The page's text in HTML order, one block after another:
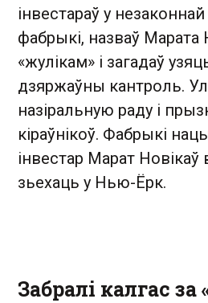
інвестараў у
фабрыкі, назваў Марата
«жулікам» і загадаў
дзяржаўны кантроль.
назіральную раду і
кіраўнікоў. Фабрыкі
інвестар Марат
зьехаць у Нью-Ёрк.
Забралі калгас за